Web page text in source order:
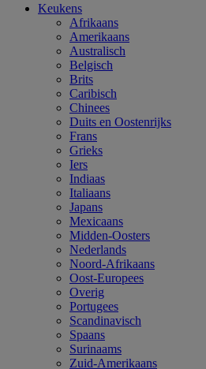
Keukens
Afrikaans
Amerikaans
Australisch
Belgisch
Brits
Caribisch
Chinees
Duits en Oostenrijks
Frans
Grieks
Iers
Indiaas
Italiaans
Japans
Mexicaans
Midden-Oosters
Nederlands
Noord-Afrikaans
Oost-Europees
Overig
Portugees
Scandinavisch
Spaans
Surinaams
Zuid-Amerikaans